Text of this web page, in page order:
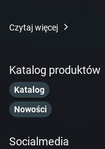
Czytaj więcej
Katalog produktów
Katalog
Nowości
Socialmedia